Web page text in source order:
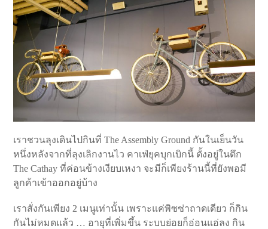
เราชวนลุงเดินไปกินที่ The Assembly Ground กันในเย็นวัน
หนึ่งหลังจากที่ลุงเลิกงานไว คาเฟ่ยุคบุกเบิกนี้ ตั้งอยู่ในตึก
The Cathay ที่ค่อนข้างเงียบเหงา จะมีก็เพียงร้านนี้ที่ยังพอมี
ลูกค้าเข้าออกอยู่บ้าง
เราสั่งกันเพียง 2 เมนูเท่านั้น เพราะแค่พิซซ่าถาดเดียว ก็กิน
กันไม่หมดแล้ว … อายุที่เพิ่มขึ้น ระบบย่อยก็อ่อนแอ่ลง กิน